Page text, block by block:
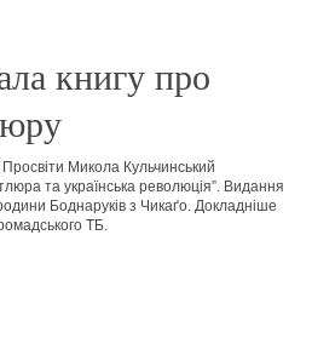
книгу про
Микола Кульчинський
та українська революція”. Видання
Боднаруків з Чикаґо. Докладніше
ТБ.